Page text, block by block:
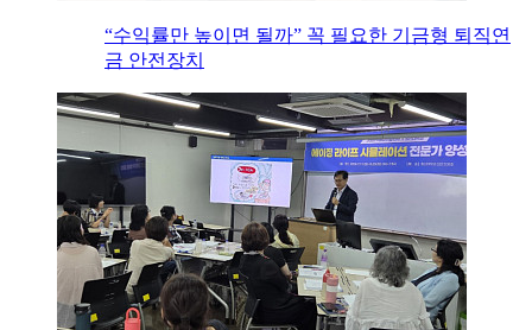
“수익률만 높이면 될까” 꼭 필요한 기금형 퇴직연
금 안전장치